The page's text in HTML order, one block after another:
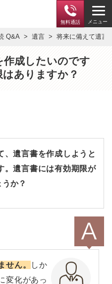
無料通話 メニュー
Q&A 遺言 将来に備えて遺言
作成したいのです
ありますか？
、遺言書を作成しようと
。遺言書には有効期限が
か？
せん。
しか
変化があっ